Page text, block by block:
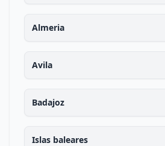
Almeria
Avila
Badajoz
Islas baleares